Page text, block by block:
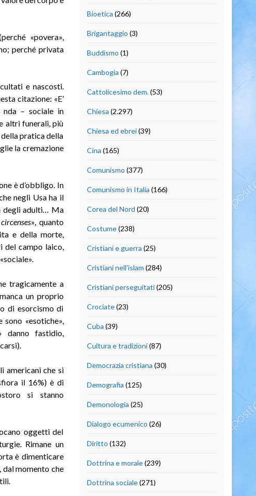
«povera»,
perché privata
e nascosti.
citazione: «E’
nda – sociale in
altri funerali, più
pratica della
la cremazione
è d’obbligo. In
negli Usa ha il
degli adulti… Ma
», quanto
e della morte,
del campo laico,
tragicamente a
un proprio
di esorcismo di
«esotiche»,
danno fastidio,
americani che si
il 16%) è di
si stanno
oggetti del
Rimane un
è dimenticare
dal momento che
Bioetica (266)
Brigantaggio (3)
Buddismo (1)
Cambogia (7)
Cattolicesimo dem.(53)
Chiesa (2.297)
Chiesa ed ebrei(39)
Cina (165)
Comunismo (377)
Comunismo in Italia (166)
Corea del Nord (20)
Costume(238)
Cristiani e guerra (25)
Cristiani nell'islam (284)
Cristiani perseguitati(205)
Crociate(23)
Cuba (39)
Cultura e tradizioni(87)
Democrazia cristiana (30)
Demografia (125)
Demonologia (25)
Dialogo ecumenico (26)
Diritto (132)
Dottrina e morale(239)
Dottrina sociale(271)